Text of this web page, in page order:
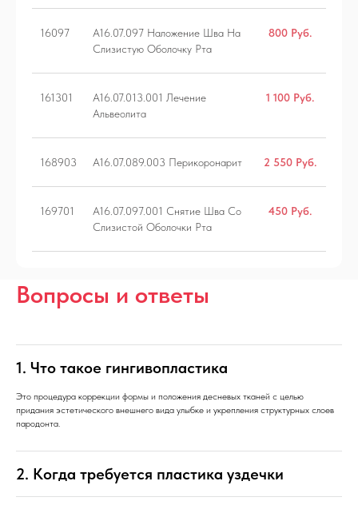
16097
A16.07.097 Наложение Шва На
Слизистую Оболочку Рта
800 Руб.
161301
A16.07.013.001 Лечение
Альвеолита
1 100 Руб.
168903 A16.07.089.003 Перикоронарит 2 550 Руб.
169701
A16.07.097.001 Снятие Шва Со
Слизистой Оболочки Рта
450 Руб.
Вопросы и ответы
1. Что такое гингивопластика
Это процедура коррекции формы и положения десневых тканей с целью
придания эстетического внешнего вида улыбке и укрепления структурных слоев
пародонта.
2. Когда требуется пластика уздечки
ОРТОДОНТИЯ